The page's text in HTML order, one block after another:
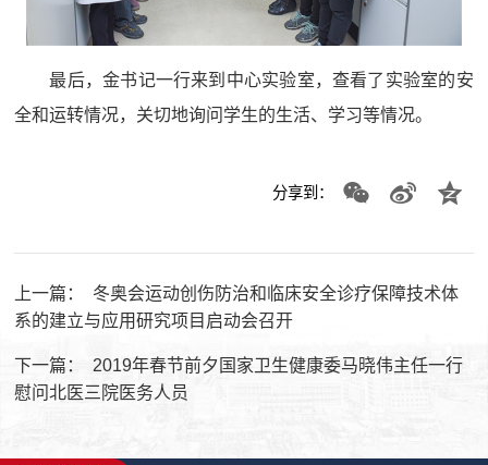
最后，金书记一行来到中心实验室，查看了实验室的安
全和运转情况，关切地询问学生的生活、学习等情况。
分享到：
上一篇：
冬奥会运动创伤防治和临床安全诊疗保障技术体
系的建立与应用研究项目启动会召开
下一篇：
2019年春节前夕国家卫生健康委马晓伟主任一行
慰问北医三院医务人员